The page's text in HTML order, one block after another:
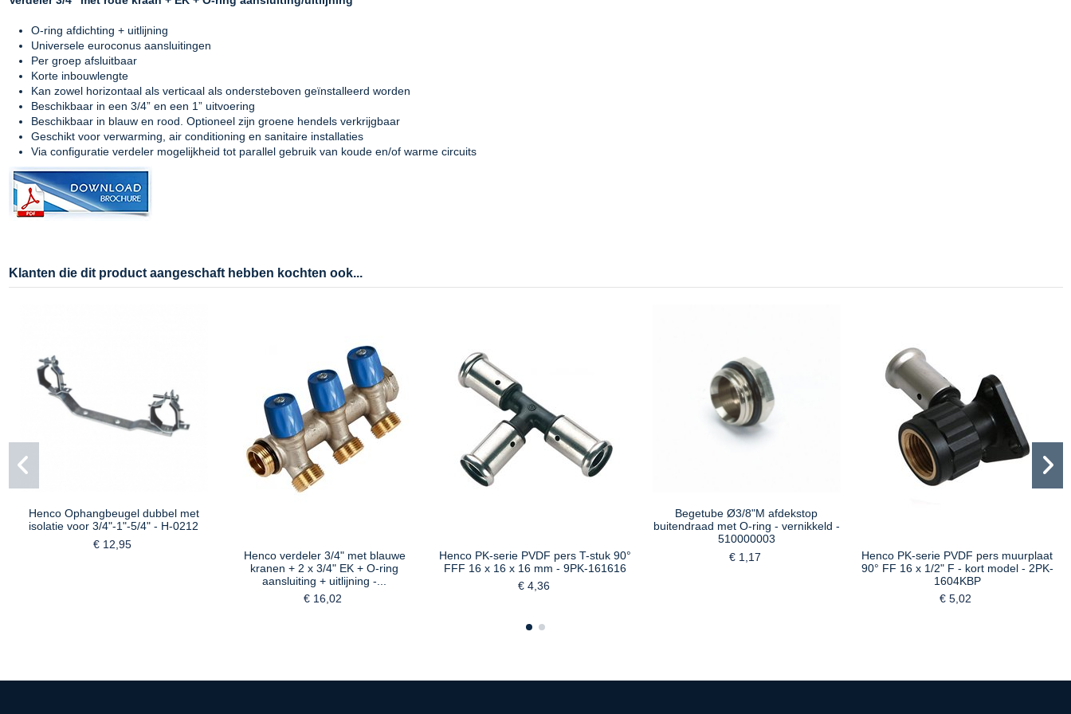
O-ring afdichting + uitlijning
Universele euroconus aansluitingen
Per groep afsluitbaar
Korte inbouwlengte
Kan zowel horizontaal als verticaal als ondersteboven geïnstalleerd worden
Beschikbaar in een 3/4” en een 1” uitvoering
Beschikbaar in blauw en rood. Optioneel zijn groene hendels verkrijgbaar
Geschikt voor verwarming, air conditioning en sanitaire installaties
Via configuratie verdeler mogelijkheid tot parallel gebruik van koude en/of warme circuits
Klanten die dit product aangeschaft hebben kochten ook...
Henco Ophangbeugel dubbel met
isolatie voor 3/4"-1"-5/4" - H-0212
€ 12,95
Henco verdeler 3/4" met blauwe
kranen + 2 x 3/4" EK + O-ring
aansluiting + uitlijning -...
€ 16,02
Henco PK-serie PVDF pers T-stuk 90°
FFF 16 x 16 x 16 mm - 9PK-161616
€ 4,36
Begetube Ø3/8"M afdekstop
buitendraad met O-ring - vernikkeld -
510000003
€ 1,17
Henco PK-serie PVDF pers muurplaat
90° FF 16 x 1/2" F - kort model - 2PK-
1604KBP
€ 5,02